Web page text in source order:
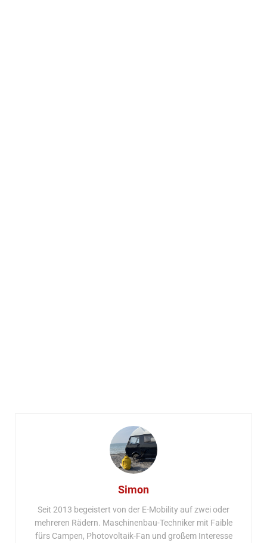
Simon
Seit 2013 begeistert von der E-Mobility auf zwei oder
mehreren Rädern. Maschinenbau-Techniker mit Faible
fürs Campen, Photovoltaik-Fan und großem Interesse